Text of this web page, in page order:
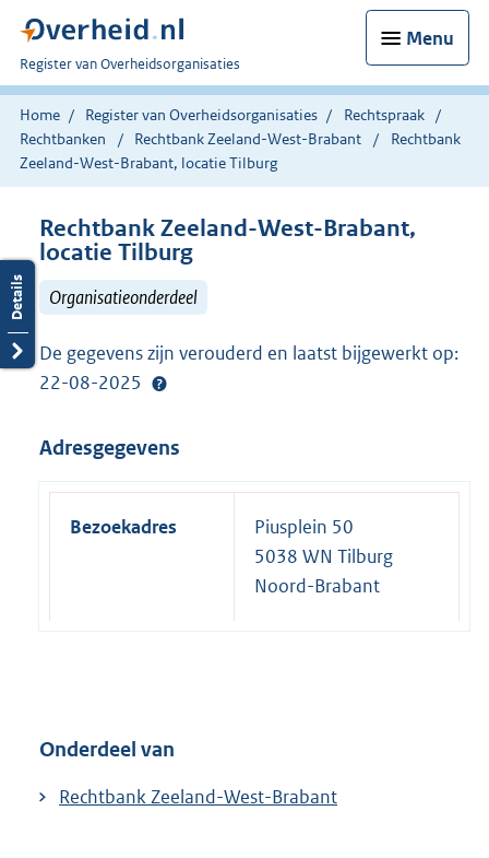
Menu
U
bent
nu
hier:
Register van Overheidsorganisaties
Home Register van Overheidsorganisaties
Rechtspraak
Rechtbanken
Rechtbank Zeeland-West-Brabant
Rechtbank
Zeeland-West-Brabant, locatie Tilburg
Rechtbank Zeeland-West-Brabant,
locatie Tilburg
Organisatieonderdeel
De gegevens zijn verouderd en laatst bijgewerkt op:
22-08-2025
Adresgegevens
Bezoekadres
Piusplein 50
5038 WN Tilburg
Noord-Brabant
Onderdeel van
Rechtbank Zeeland-West-Brabant